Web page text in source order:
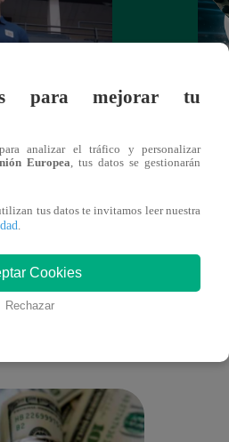
a Sergio Peña
el Torneo
te puede
para mejorar tu
analizar el tráfico y personalizar
Europea, tus datos se gestionarán
tus datos te invitamos leer nuestra
.
Cookies
Rechazar